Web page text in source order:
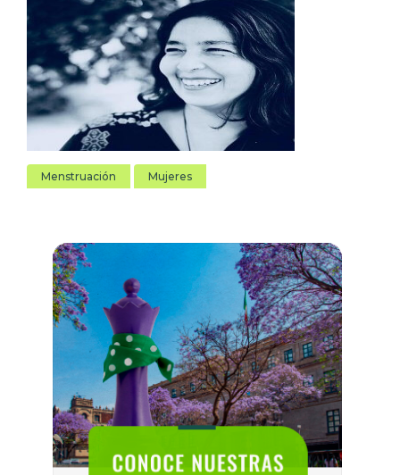
Menstruación Mujeres